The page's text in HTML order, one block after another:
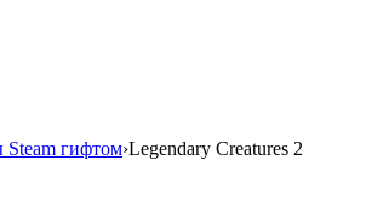
гифтом›Legendary Creatures 2